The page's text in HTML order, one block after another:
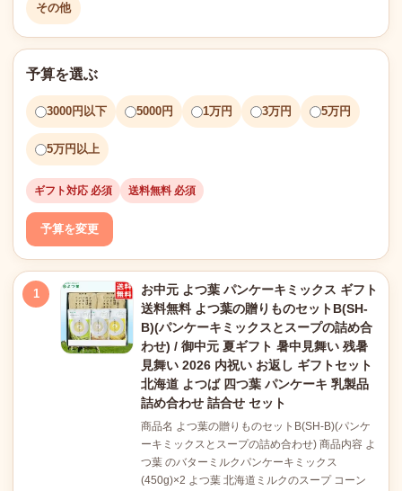
その他
予算を選ぶ
3000円以下 5000円 1万円 3万円 5万円
5万円以上
ギフト対応 必須 送料無料 必須
予算を変更
1
お中元 よつ葉 パンケーキミックス ギフト
送料無料 よつ葉の贈りものセットB(SH-
B)(パンケーキミックスとスープの詰め合
わせ) / 御中元 夏ギフト 暑中見舞い 残暑
見舞い 2026 内祝い お返し ギフトセット
北海道 よつば 四つ葉 パンケーキ 乳製品
詰め合わせ 詰合せ セット
商品名 よつ葉の贈りものセットB(SH-B)(パンケ
ーキミックスとスープの詰め合わせ) 商品内容 よ
つ葉 のバターミルクパンケーキミックス
(450g)×2 よつ葉 北海道ミルクのスープ コーン